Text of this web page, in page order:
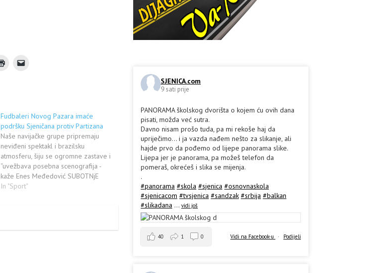
Fudbaleri Novog Pazara imaće
podršku Sjeničana protiv Partizana
Naše navijačke grupe pripremaju
neviđeni spektakl i brazilsku
atmosferu, šiju se ogromne zastave i
“uvežbava posebna scenografija -
kaže Enes Međedović SUBOTNjE
gostovanje Partizana u Novom
In "Sport"
SJENICA.com
9 sati prije
PANORAMA školskog dvorišta o kojem ću ovih dana
pisati, možda već sutra.
Davno nisam prošo tuda, pa mi rekoše haj da
upriječimo... i ja vazda nađem nešto za slikanje, ali
hajde prvo da pođemo od lijepe panorama slike.
Lijepa jer je panorama, pa možeš telefon da
pomeraš, okrećeš i slika se mijenja.
.
#panorama #skola #sjenica #osnovnaskola
#sjenicacom #tvsjenica #sandzak #srbija #balkan
#slikadana ... vidi još
Vidi na Facebook-u · Podijeli
40 1 0